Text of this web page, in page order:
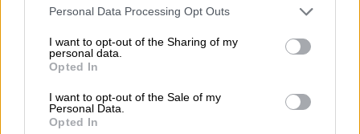
Please note that this website/app uses one or more Google
not limited to your visit or usage behaviour. You may click to
grant or deny consent to Google and its third-party tags to
use your data for below specified purposes in below Google
consent section.
Personal Data Processing Opt Outs
I want to opt-out of the Sharing of my
personal data.
Opted In
I want to opt-out of the Sale of my
Personal Data.
Opted In